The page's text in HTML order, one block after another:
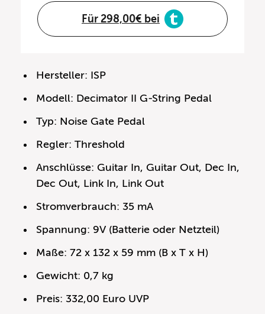
Für 298,00€ bei
Hersteller: ISP
Modell: Decimator II G-String Pedal
Typ: Noise Gate Pedal
Regler: Threshold
Anschlüsse: Guitar In, Guitar Out, Dec In,
Dec Out, Link In, Link Out
Stromverbrauch: 35 mA
Spannung: 9V (Batterie oder Netzteil)
Maße: 72 x 132 x 59 mm (B x T x H)
Gewicht: 0,7 kg
Preis: 332,00 Euro UVP